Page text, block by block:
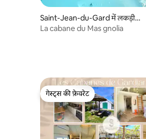
Saint-Jean-du-Gard में लकड़ी
का केबिन
La cabane du Mas gnolia
गेस्ट्स की फ़ेवरेट
गेस्ट्स की फ़ेवरेट